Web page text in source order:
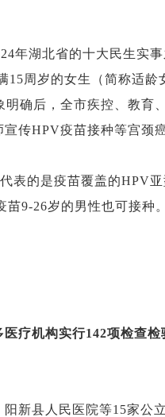
年湖北省的十大民生实
周岁的女生（简称适
确后，全市疾控、教育
传HPV疫苗接种等宫颈
表的是疫苗覆盖的HPV
9-26岁的男性也可接种。
疗机构实行142项检查
新县人民医院等15家